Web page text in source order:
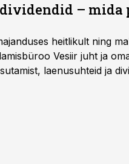
– mida
heitlikult ning
Vesiir juht ja
laenusuhteid ja